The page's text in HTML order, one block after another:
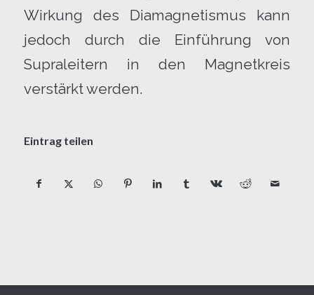
Wirkung des Diamagnetismus kann
jedoch durch die Einführung von
Supraleitern in den Magnetkreis
verstärkt werden.
Eintrag teilen